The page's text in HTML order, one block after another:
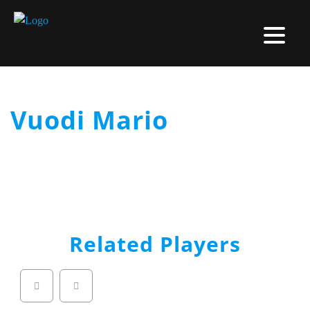
Vuodi Mario
Related Players